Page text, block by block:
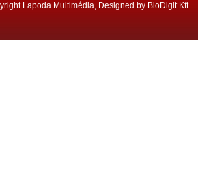
Lapoda Multimédia, Designed by BioDigit Kft.